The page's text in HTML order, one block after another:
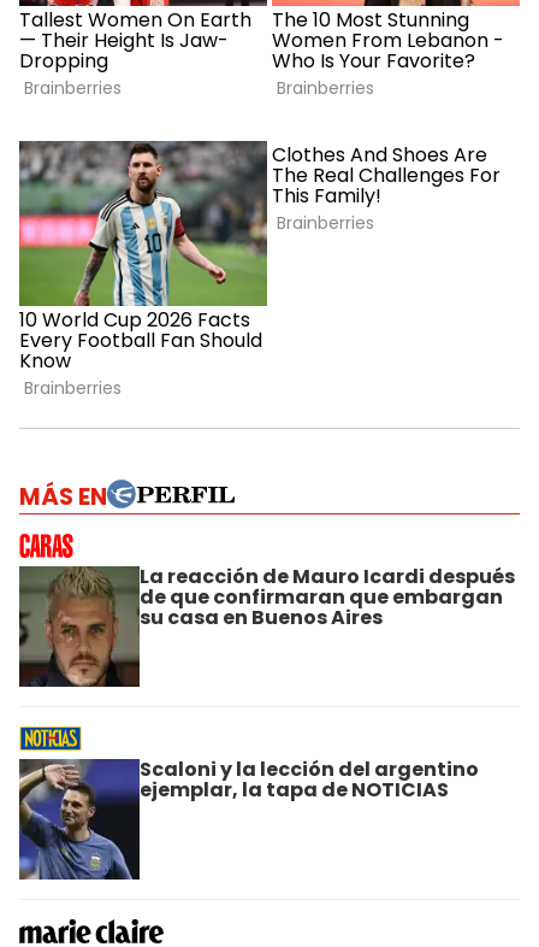
MÁS EN
La reacción de Mauro Icardi después
de que confirmaran que embargan
su casa en Buenos Aires
Scaloni y la lección del argentino
ejemplar, la tapa de NOTICIAS